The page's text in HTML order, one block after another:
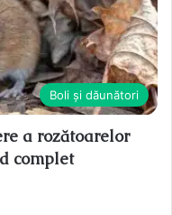
Boli și dăunători
a rozătoarelor
complet